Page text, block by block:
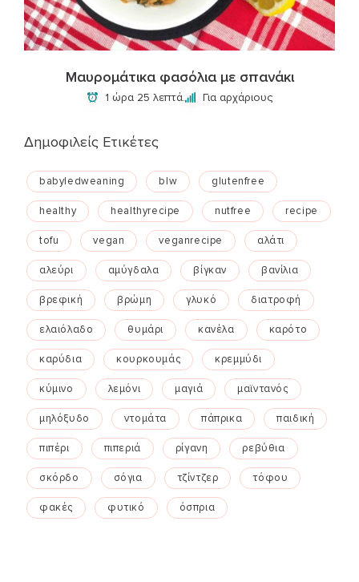
Μαυρομάτικα φασόλια με σπανάκι
1 ώρα 25 λεπτά. Για αρχάριους
Δημοφιλείς Ετικέτες
babyledweaning blw glutenfree
healthy healthyrecipe nutfree recipe
tofu vegan veganrecipe αλάτι
αλεύρι αμύγδαλα βίγκαν βανίλια
βρεφική βρώμη γλυκό διατροφή
ελαιόλαδο θυμάρι κανέλα καρότο
καρύδια κουρκουμάς κρεμμύδι
κύμινο λεμόνι μαγιά μαϊντανός
μηλόξυδο ντομάτα πάπρικα παιδική
πιπέρι πιπεριά ρίγανη ρεβύθια
σκόρδο σόγια τζίντζερ τόφου
φακές φυτικό όσπρια